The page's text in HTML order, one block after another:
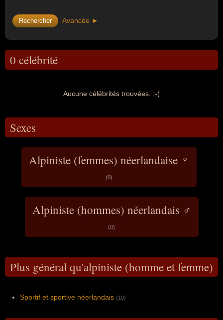
Avancée ►
0 célébrité
Aucune célébrités trouvées. :-(
Sexes
Alpiniste (femmes) néerlandaise ♀
(0)
Alpiniste (hommes) néerlandais ♂
(0)
Plus général qu'alpiniste (homme et femme)
Sportif et sportive néerlandais (10)